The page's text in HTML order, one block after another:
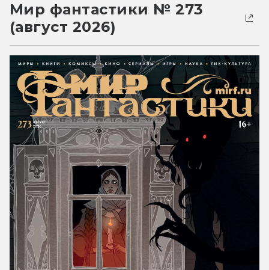
Мир фантастики № 273
(август 2026)